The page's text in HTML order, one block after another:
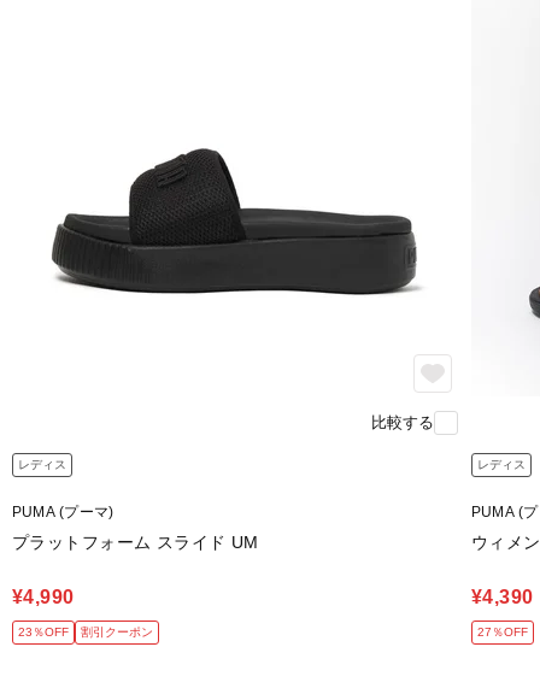
比較する
レディス
PUMA (プーマ)
プラットフォーム スライド UM
¥4,990
23％OFF 割引クーポン
レディス
PUMA (
ウィメ
¥4,390
27％OFF